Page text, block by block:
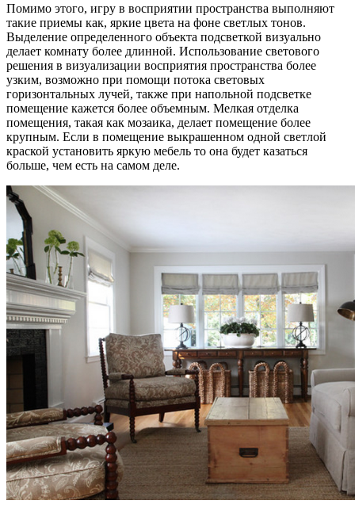
Помимо этого, игру в восприятии пространства выполняют
такие приемы как, яркие цвета на фоне светлых тонов.
Выделение определенного объекта подсветкой визуально
делает комнату более длинной. Использование светового
решения в визуализации восприятия пространства более
узким, возможно при помощи потока световых
горизонтальных лучей, также при напольной подсветке
помещение кажется более объемным. Мелкая отделка
помещения, такая как мозаика, делает помещение более
крупным. Если в помещение выкрашенном одной светлой
краской установить яркую мебель то она будет казаться
больше, чем есть на самом деле.